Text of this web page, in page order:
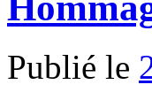
Publié le